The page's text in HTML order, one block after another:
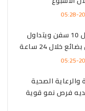
ميناء دمياط يستقبل 10 سفن ويتداول
والرعاية الصحية
فرص نمو قوية